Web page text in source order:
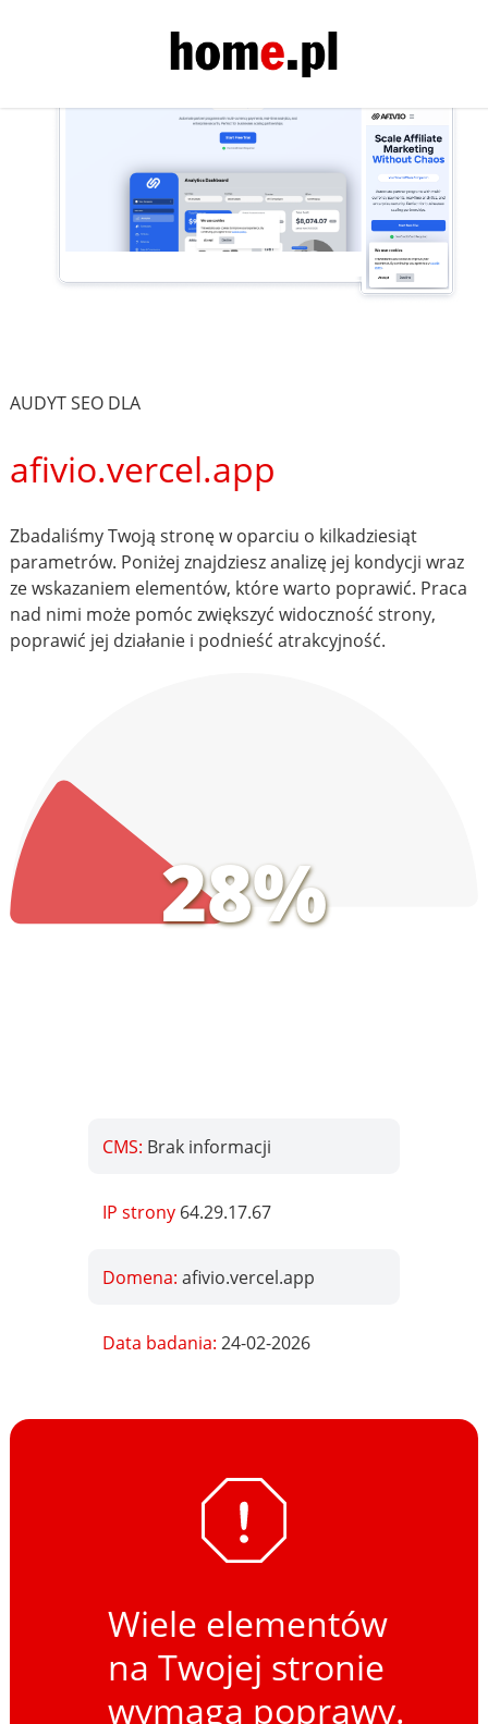
AUDYT SEO DLA
afivio.vercel.app
Zbadaliśmy Twoją stronę w oparciu o kilkadziesiąt
parametrów. Poniżej znajdziesz analizę jej kondycji wraz
ze wskazaniem elementów, które warto poprawić. Praca
nad nimi może pomóc zwiększyć widoczność strony,
poprawić jej działanie i podnieść atrakcyjność.
28%
CMS: Brak informacji
IP strony 64.29.17.67
Domena:afivio.vercel.app
Data badania:24-02-2026
Wiele elementów
na Twojej stronie
wymaga poprawy.